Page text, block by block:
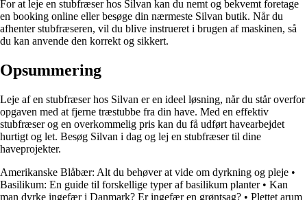
For at leje en stubfræser hos Silvan kan du nemt og bekvemt foretage
en booking online eller besøge din nærmeste Silvan butik. Når du
afhenter stubfræseren, vil du blive instrueret i brugen af maskinen, så
du kan anvende den korrekt og sikkert.
Opsummering
Leje af en stubfræser hos Silvan er en ideel løsning, når du står overfor
opgaven med at fjerne træstubbe fra din have. Med en effektiv
stubfræser og en overkommelig pris kan du få udført havearbejdet
hurtigt og let. Besøg Silvan i dag og lej en stubfræser til dine
haveprojekter.
Amerikanske Blåbær: Alt du behøver at vide om dyrkning og pleje •
Basilikum: En guide til forskellige typer af basilikum planter• Kan
man dyrke ingefær i Danmark? Er ingefær en grøntsag? • Plettet arum